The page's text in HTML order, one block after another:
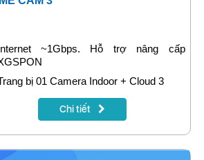
~1Gbps. Hỗ trợ nâng cấp
bị 01 Camera Indoor + Cloud 3
Tích hợp bảo mật: GreenNet hoặc Family
1 tháng khi đóng cước trước 12
Chi tiết